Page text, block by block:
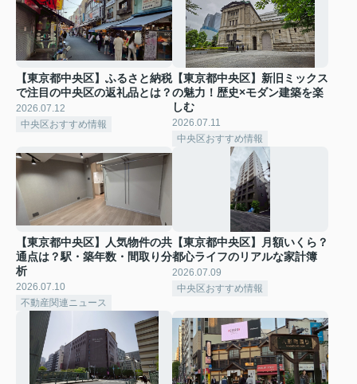
【東京都中央区】ふるさと納税
で注目の中央区の返礼品とは？
2026.07.12
中央区おすすめ情報
【東京都中央区】新旧ミックス
の魅力！歴史×モダン建築を楽
しむ
2026.07.11
中央区おすすめ情報
【東京都中央区】人気物件の共
通点は？駅・築年数・間取り分
析
2026.07.10
不動産関連ニュース
【東京都中央区】月額いくら？
都心ライフのリアルな家計簿
2026.07.09
中央区おすすめ情報